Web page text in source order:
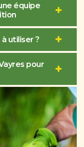
équipe
utiliser ?
pour